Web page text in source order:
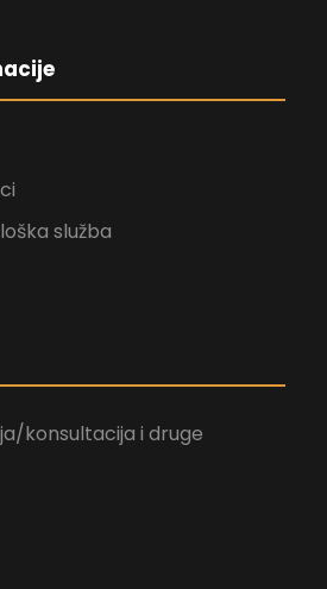
služba
konsultacija i druge